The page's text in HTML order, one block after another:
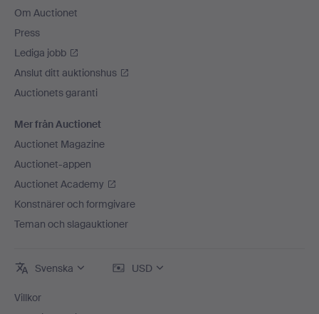
Om Auctionet
Press
Lediga jobb
Anslut ditt auktionshus
Auctionets garanti
Mer från Auctionet
Auctionet Magazine
Auctionet-appen
Auctionet Academy
Konstnärer och formgivare
Teman och slagauktioner
Svenska USD
Villkor